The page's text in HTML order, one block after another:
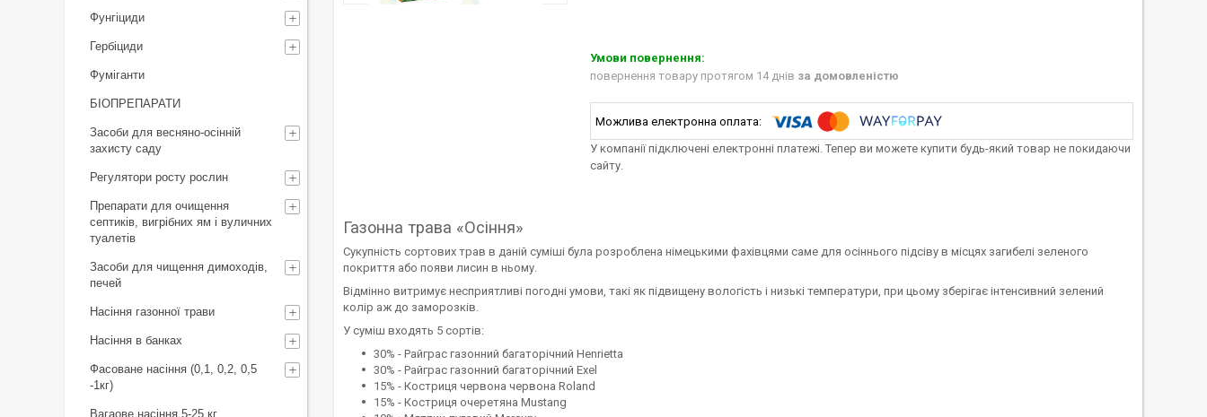
повернення товару протягом 14 днів за домовленістю
У компанії підключені електронні платежі. Тепер ви можете купити будь-який товар не покидаючи
сайту.
Газонна трава «Осіння»
Сукупність сортових трав в даній суміші була розроблена німецькими фахівцями саме для осіннього підсіву в місцях загибелі зеленого
покриття або появи лисин в ньому.
Відмінно витримує несприятливі погодні умови, такі як підвищену вологість і низькі температури, при цьому зберігає інтенсивний зелений
колір аж до заморозків.
У суміш входять 5 сортів:
30% - Райграс газонний багаторічний Henrietta
30% - Райграс газонний багаторічний Exel
15% - Костриця червона червона Roland
15% - Костриця очеретяна Mustang
Фунгіциди
Гербіциди
Фуміганти
БІОПРЕПАРАТИ
Засоби для весняно-осінній
захисту саду
Регулятори росту рослин
Препарати для очищення
септиків, вигрібних ям і вуличних
туалетів
Засоби для чищення димоходів,
печей
Насіння газонної трави
Насіння в банках
Фасоване насіння (0,1, 0,2, 0,5
-1кг)
Вагаове насіння 5-25 кг